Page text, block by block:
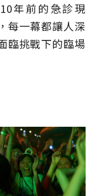
年前的急診現
每一幕都讓人深
臨挑戰下的臨場